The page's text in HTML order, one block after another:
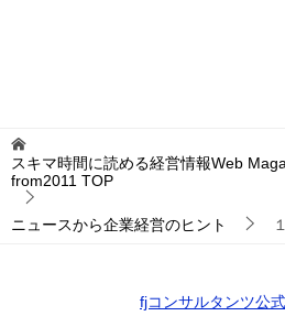
スキマ時間に読める経営情報Web
from2011 TOP
ニュースから企業経営のヒント
fjコンサルタンツ公